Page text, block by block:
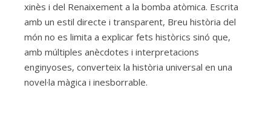
xinès i del Renaixement a la bomba atòmica. Escrita
amb un estil directe i transparent, Breu història del
món no es limita a explicar fets històrics sinó que,
amb múltiples anècdotes i interpretacions
enginyoses, converteix la història universal en una
novel·la màgica i inesborrable.